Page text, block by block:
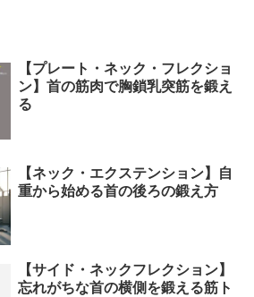
【プレート・ネック・フレクショ
ン】首の筋肉で胸鎖乳突筋を鍛え
る
【ネック・エクステンション】自
重から始める首の後ろの鍛え方
【サイド・ネックフレクション】
忘れがちな首の横側を鍛える筋ト